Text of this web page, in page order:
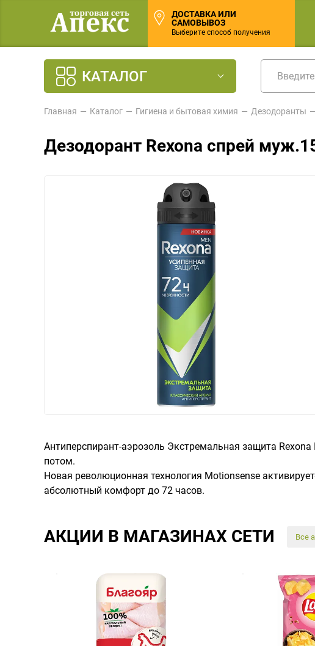
ДОСТАВКА ИЛИ
САМОВЫВОЗ
Выберите способ получения
КАТАЛОГ
Главная Каталог Гигиена и бытовая химия Дезодоранты
Дезодорант Rexona спрей
Антиперспирант-аэрозоль Экстремальная защита
потом.
Новая революционная технология Motionsense
абсолютный комфорт до 72 часов.
АКЦИИ В МАГАЗИНАХ СЕТИ Все